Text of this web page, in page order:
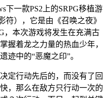
下一款PS2上的SRPG移植游
符），它是由《召唤之夜》
，本次游戏将发生在充满古
握着龙之力量的热血少年，
迹中的“恶魔之印”。
定行动先后的，而没有了回
，那么在敌方只行动一次的